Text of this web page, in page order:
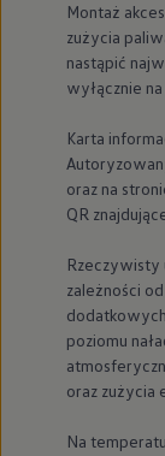
Warto
Znajdź
Zapisz się
Montaż
zużycia
nastąpić
wyłącznie
Karta
oraz na
QR
Rzeczywisty
zależności
poziomu
oraz zużycia
Na